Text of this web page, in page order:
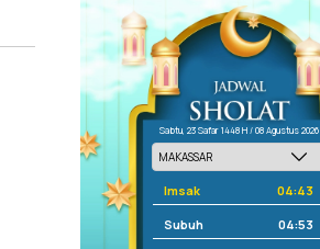
Sabtu, 23 Safar 1448 H / 08 Agustus 2026
Imsak 04:43
Subuh 04:53